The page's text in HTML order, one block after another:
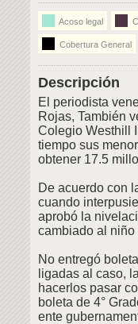
Acoso legal
Cobertura General
Descripción
El periodista
Rojas, También
Colegio Westhill
tiempo sus
obtener 17.5
De acuerdo con
cuando
aprobó la
cambiado al niño
No entregó
ligadas al caso,
hacerlos pasar
boleta de 4°
ente